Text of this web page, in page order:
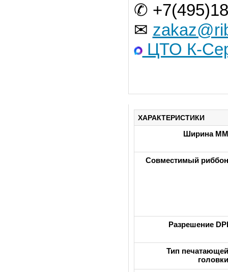
✆
✉
ЦТО К-
ХАРАКТЕРИСТИКИ
Ширина ММ
Совместимый риббон
Разрешение DPI
Тип печатающей
головки